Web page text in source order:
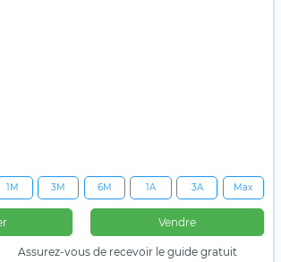
1M 3M 6M 1A 3A Max
Vendre
Assurez-vous de recevoir le guide gratuit